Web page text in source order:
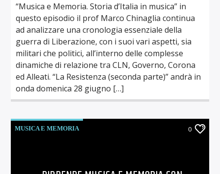
“Musica e Memoria. Storia d’Italia in musica” in
questo episodio il prof Marco Chinaglia continua
ad analizzare una cronologia essenziale della
guerra di Liberazione, con i suoi vari aspetti, sia
militari che politici, all’interno delle complesse
dinamiche di relazione tra CLN, Governo, Corona
ed Alleati. “La Resistenza (seconda parte)” andrà in
onda domenica 28 giugno […]
MUSICA E MEMORIA 0